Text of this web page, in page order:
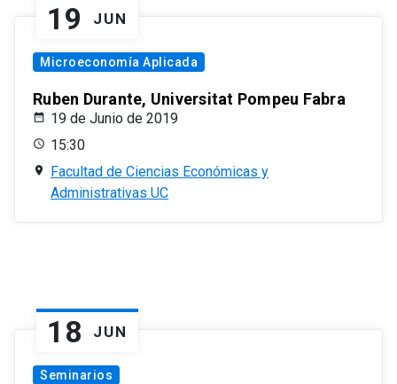
19 JUN
Microeconomía Aplicada
Ruben Durante, Universitat Pompeu Fabra
19 de Junio de 2019
15:30
Facultad de Ciencias Económicas y
Administrativas UC
18 JUN
Seminarios